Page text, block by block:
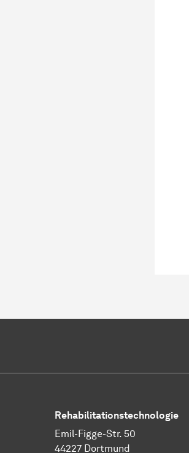
Rehabilitationstechnologie
Emil-Figge-Str. 50
44227 Dortmund